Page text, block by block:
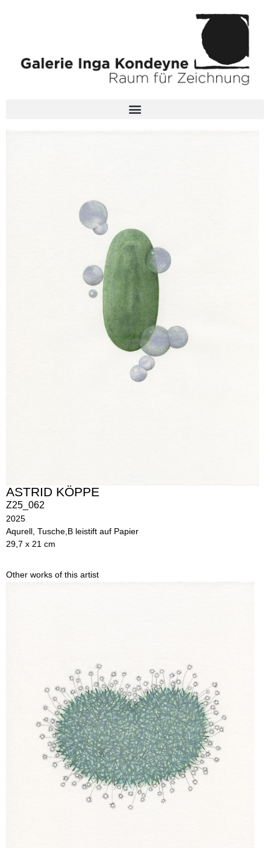
ASTRID KÖPPE
Z25_062
2025
Aqurell, Tusche,B leistift auf Papier
29,7 x 21 cm
Other works of this artist